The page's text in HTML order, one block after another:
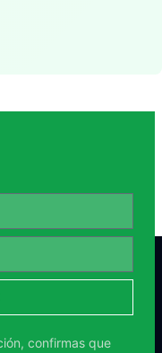
confirmas que